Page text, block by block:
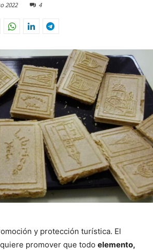
2022 4
y protección turística. El
promover que todo elemento,